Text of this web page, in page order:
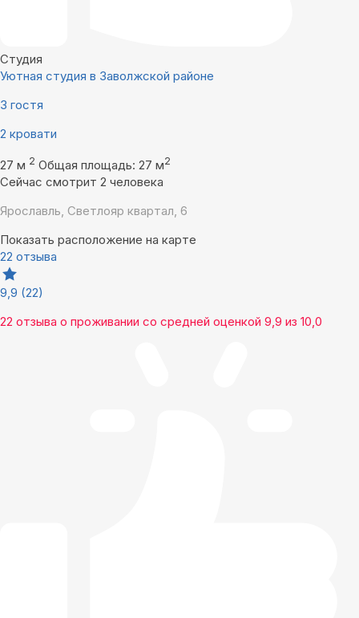
Студия
Уютная студия в Заволжской районе
3 гостя
2 кровати
27 м 2 Общая площадь: 27 м2
Сейчас смотрит 2 человека
Ярославль, Светлояр квартал, 6
Показать расположение на карте
22 отзыва
9,9 (22)
22 отзыва о проживании со средней оценкой 9,9 из 10,0